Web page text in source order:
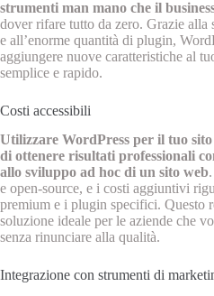
strumenti man mano che il
dover rifare tutto da zero. Grazie alla
e all’enorme quantità di plugin,
aggiungere nuove caratteristiche al
semplice e rapido.
Costi accessibili
Utilizzare WordPress per il tuo sito
di ottenere risultati professionali
allo sviluppo ad hoc di un sito web
e open-source, e i costi aggiuntivi
premium e i plugin specifici. Questo
soluzione ideale per le aziende che
senza rinunciare alla qualità.
Integrazione con strumenti di